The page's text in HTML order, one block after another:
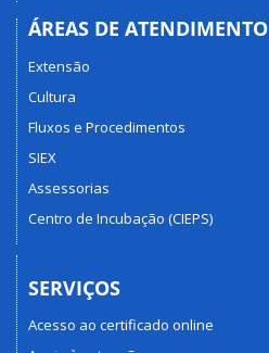
ÁREAS DE ATENDIMENTO
Extensão
Cultura
Fluxos e Procedimentos
SIEX
Assessorias
Centro de Incubação (CIEPS)
SERVIÇOS
Acesso ao certificado online